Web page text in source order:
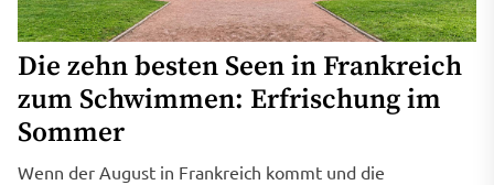
Die zehn besten Seen in Frankreich
zum Schwimmen: Erfrischung im
Sommer
Wenn der August in Frankreich kommt und die